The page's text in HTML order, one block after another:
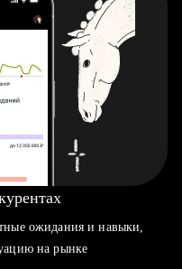
ожидания и навыки,
на рынке